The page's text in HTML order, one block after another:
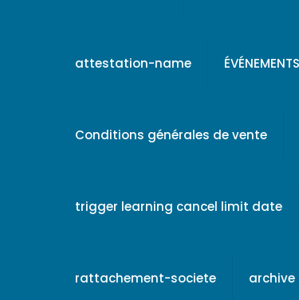
attestation-name ÉVÉNEMENTS
Conditions générales de vente
trigger learning cancel limit date
rattachement-societe